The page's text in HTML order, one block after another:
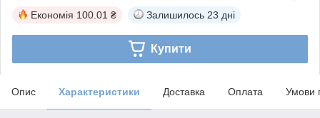
Економія 100.01 ₴ Залишилось 23 дні
Купити
Опис Характеристики Доставка Оплата Умови